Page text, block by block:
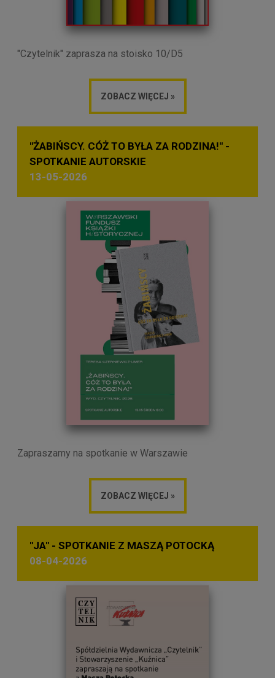
"Czytelnik" zaprasza na stoisko 10/D5
ZOBACZ WIĘCEJ »
"ŻABIŃSCY. CÓŻ TO BYŁA ZA RODZINA!" -
SPOTKANIE AUTORSKIE
13-05-2026
Zapraszamy na spotkanie w Warszawie
ZOBACZ WIĘCEJ »
"JA" - SPOTKANIE Z MASZĄ POTOCKĄ
08-04-2026